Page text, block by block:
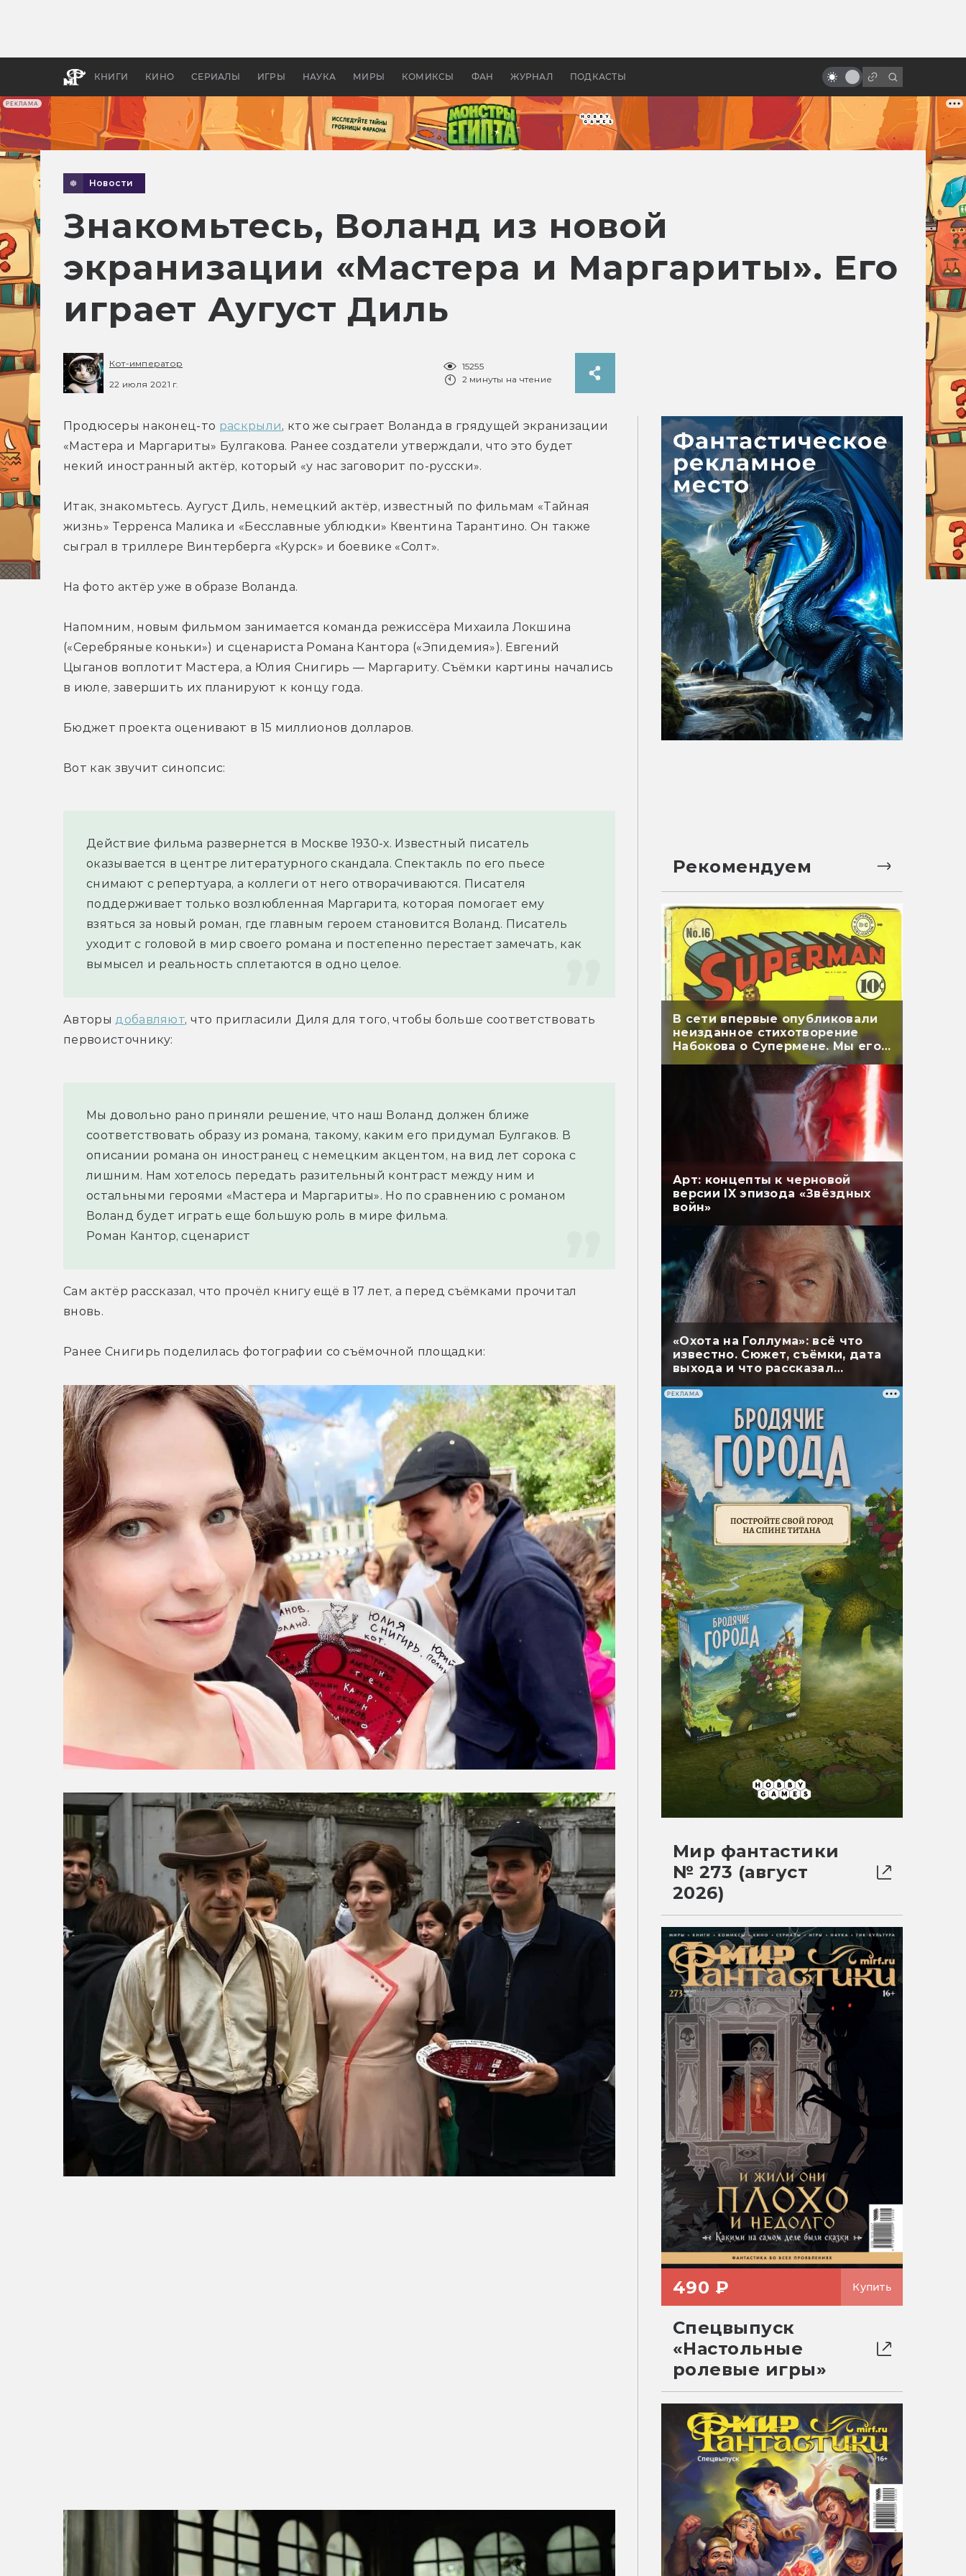
РЕКЛАМА
КНИГИ КИНО СЕРИАЛЫ ИГРЫ НАУКА МИРЫ КОМИКСЫ ФАН ЖУРНАЛ ПОДКАСТЫ
бы «Властелина колец»
Древней Грецией
мультфильма про зелёного огра
Новости
Знакомьтесь, Воланд из новой
экранизации «Мастера и Маргариты». Его
играет Аугуст Диль
Кот-император
22 июля 2021 г.
15255
2 минуты на чтение
Продюсеры наконец-то раскрыли, кто же сыграет Воланда в грядущей экранизации
«Мастера и Маргариты» Булгакова. Ранее создатели утверждали, что это будет
некий иностранный актёр, который «у нас заговорит по-русски».
Итак, знакомьтесь. Аугуст Диль, немецкий актёр, известный по фильмам «Тайная
жизнь» Терренса Малика и «Бесславные ублюдки» Квентина Тарантино. Он также
сыграл в триллере Винтерберга «Курск» и боевике «Солт».
На фото актёр уже в образе Воланда.
Напомним, новым фильмом занимается команда режиссёра Михаила Локшина
(«Серебряные коньки») и сценариста Романа Кантора («Эпидемия»). Евгений
Цыганов воплотит Мастера, а Юлия Снигирь — Маргариту. Съёмки картины начались
в июле, завершить их планируют к концу года.
Бюджет проекта оценивают в 15 миллионов долларов.
Вот как звучит синопсис:
Действие фильма развернется в Москве 1930-х. Известный писатель
оказывается в центре литературного скандала. Спектакль по его пьесе
снимают с репертуара, а коллеги от него отворачиваются. Писателя
поддерживает только возлюбленная Маргарита, которая помогает ему
взяться за новый роман, где главным героем становится Воланд. Писатель
уходит с головой в мир своего романа и постепенно перестает замечать, как
вымысел и реальность сплетаются в одно целое.
Авторы добавляют, что пригласили Диля для того, чтобы больше соответствовать
первоисточнику:
Мы довольно рано приняли решение, что наш Воланд должен ближе
соответствовать образу из романа, такому, каким его придумал Булгаков. В
описании романа он иностранец с немецким акцентом, на вид лет сорока с
лишним. Нам хотелось передать разительный контраст между ним и
остальными героями «Мастера и Маргариты». Но по сравнению с романом
Воланд будет играть еще большую роль в мире фильма.
Роман Кантор, сценарист
Сам актёр рассказал, что прочёл книгу ещё в 17 лет, а перед съёмками прочитал
вновь.
Ранее Снигирь поделилась фотографии со съёмочной площадки:
Рекомендуем
В сети впервые опубликовали
неизданное стихотворение
Набокова о Супермене. Мы его
перевели
Арт: концепты к черновой
версии IX эпизода «Звёздных
войн»
«Охота на Голлума»: всё что
известно. Сюжет, съёмки, дата
выхода и что рассказал
РЕКЛАМА
Мир фантастики
№ 273 (август
2026)
490 ₽ Купить
Спецвыпуск
«Настольные
ролевые игры»